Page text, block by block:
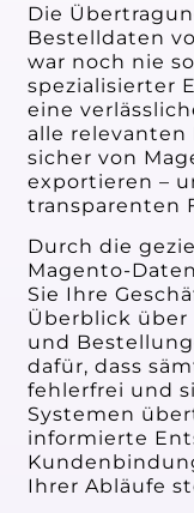
Die
Bestelldaten
war noch nie
spezialisierter
eine
alle
sicher von
exportieren –
transparenten
Durch die
Magento-
Sie Ihre
Überblick
und
dafür, dass
fehlerfrei und
Systemen
informierte
Ihrer Abläufe